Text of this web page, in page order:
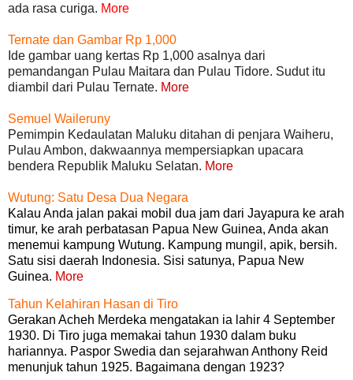
ada rasa curiga. More
Ternate dan Gambar Rp 1,000
Ide gambar uang kertas Rp 1,000 asalnya dari
pemandangan Pulau Maitara dan Pulau Tidore. Sudut itu
diambil dari Pulau Ternate. More
Semuel Waileruny
Pemimpin Kedaulatan Maluku ditahan di penjara Waiheru,
Pulau Ambon, dakwaannya mempersiapkan upacara
bendera Republik Maluku Selatan. More
Wutung: Satu Desa Dua Negara
Kalau Anda jalan pakai mobil dua jam dari Jayapura ke arah
timur, ke arah perbatasan Papua New Guinea, Anda akan
menemui kampung Wutung. Kampung mungil, apik, bersih.
Satu sisi daerah Indonesia. Sisi satunya, Papua New
Guinea. More
Tahun Kelahiran Hasan di Tiro
Gerakan Acheh Merdeka mengatakan ia lahir 4 September
1930. Di Tiro juga memakai tahun 1930 dalam buku
hariannya. Paspor Swedia dan sejarahwan Anthony Reid
menunjuk tahun 1925. Bagaimana dengan 1923?